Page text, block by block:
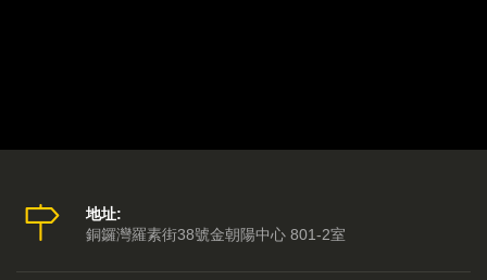
地址:
銅鑼灣羅素街38號金朝陽中心 801-2室